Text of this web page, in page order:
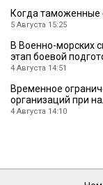
Когда таможенные
5 Августа 15:25
В Военно-морских
этап боевой
4 Августа 14:51
Временное
организаций при
4 Августа 14:10